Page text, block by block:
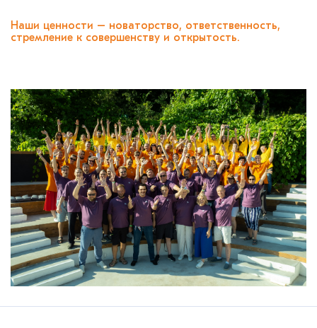
Наши ценности – новаторство, ответственность,
стремление к совершенству и открытость.